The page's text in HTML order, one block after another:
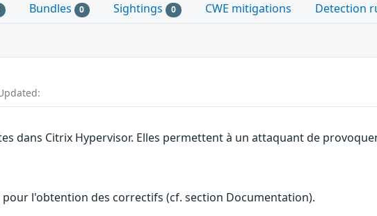
Bundles 0 Sightings 0 CWE mitigations Detection
dans Citrix Hypervisor. Elles permettent à un attaquant de
l'obtention des correctifs (cf. section Documentation).